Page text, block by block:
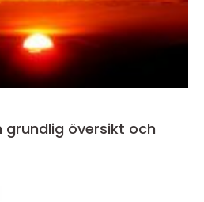
grundlig översikt och